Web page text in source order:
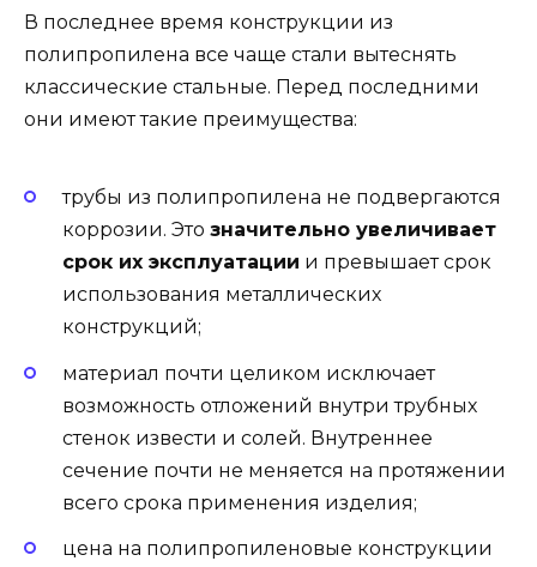
В последнее время конструкции из
полипропилена все чаще стали вытеснять
классические стальные. Перед последними
они имеют такие преимущества:
трубы из полипропилена не подвергаются
коррозии. Это значительно увеличивает
срок их эксплуатации и превышает срок
использования металлических
конструкций;
материал почти целиком исключает
возможность отложений внутри трубных
стенок извести и солей. Внутреннее
сечение почти не меняется на протяжении
всего срока применения изделия;
цена на полипропиленовые конструкции